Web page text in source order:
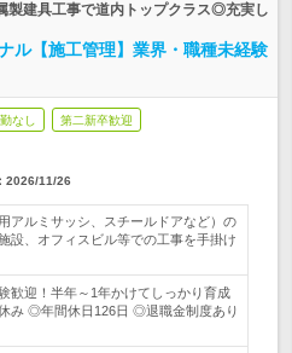
製建具工事で道内トップクラス◎充実し
ル【施工管理】業界・職種未経験
なし 第二新卒歓迎
2026/11/26
アルミサッシ、スチールドアなど）の
設、オフィスビル等での工事を手掛け
歓迎！半年～1年かけてしっかり育成
み ◎年間休日126日 ◎退職金制度あり